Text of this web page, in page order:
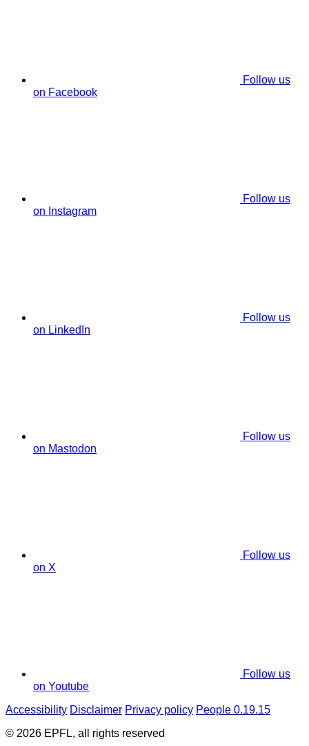
Follow us
on Facebook
Follow us
on Instagram
Follow us
on LinkedIn
Follow us
on Mastodon
Follow us
on X
Follow us
on Youtube
Accessibility Disclaimer Privacy policy People 0.19.15
© 2026 EPFL, all rights reserved